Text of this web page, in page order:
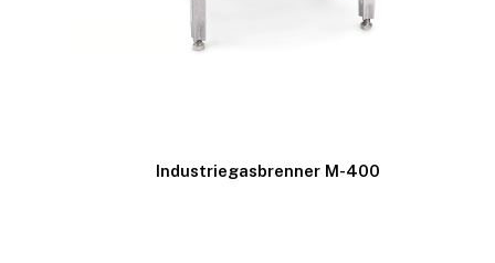
Industriegasbrenner M-400